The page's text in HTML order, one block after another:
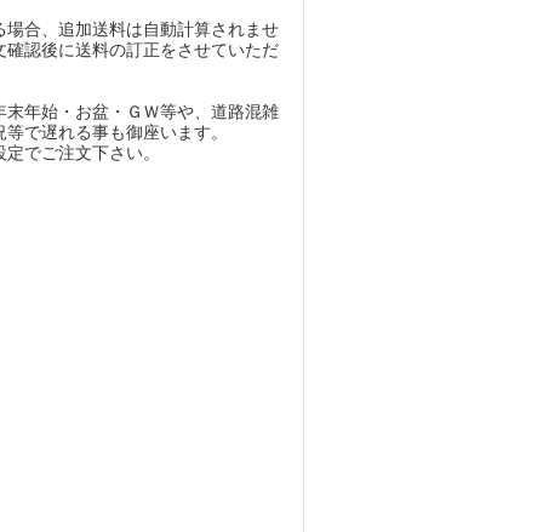
場合、追加送料は自動計算されませ
確認後に送料の訂正をさせていただ
末年始・お盆・ＧＷ等や、道路混雑
で遅れる事も御座います。
でご注文下さい。